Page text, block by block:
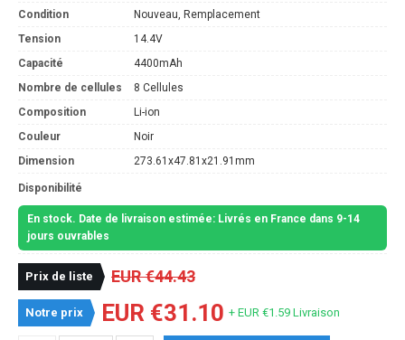
Condition
Nouveau, Remplacement
Tension
14.4V
Capacité
4400mAh
Nombre de cellules
8 Cellules
Composition
Li-ion
Couleur
Noir
Dimension
273.61x47.81x21.91mm
Disponibilité
En stock. Date de livraison estimée: Livrés en France dans 9-14
jours ouvrables
Prix de liste EUR €44.43
Notre prix EUR €31.10 + EUR €1.59 Livraison